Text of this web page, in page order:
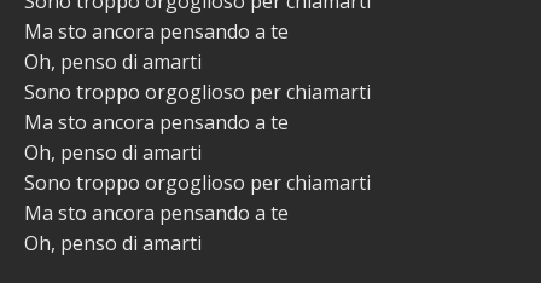
Ma sto ancora pensando a te
Oh, penso di amarti
Sono troppo orgoglioso per chiamarti
Ma sto ancora pensando a te
Oh, penso di amarti
Sono troppo orgoglioso per chiamarti
Ma sto ancora pensando a te
Oh, penso di amarti